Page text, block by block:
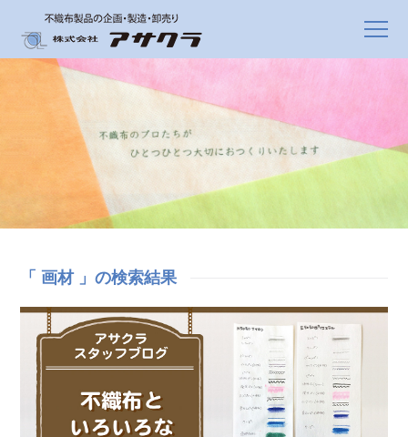
「 画材 」の検索結果